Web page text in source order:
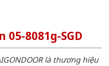
8081g-SGD
là thương hiệu